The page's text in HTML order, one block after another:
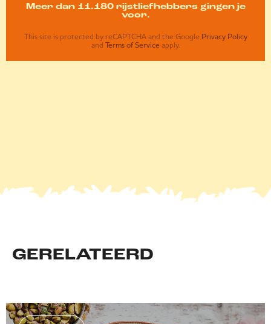
Meer dan 11.180 rijstliefhebbers gingen je
voor.
This site is protected by reCAPTCHA and the Google Privacy Policy
and Terms of Service apply.
GERELATEERD